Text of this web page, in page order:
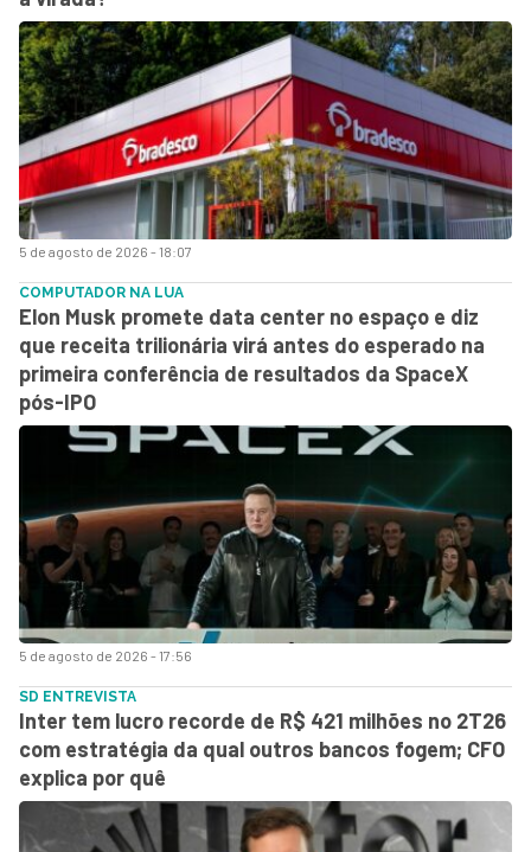
5 de agosto de 2026 - 18:07
5 de agosto de 2026 - 17:56
COMPUTADOR NA LUA
Elon Musk promete data center no espaço e diz
que receita trilionária virá antes do esperado na
primeira conferência de resultados da SpaceX
pós-IPO
SD ENTREVISTA
Inter tem lucro recorde de R$ 421 milhões no 2T26
com estratégia da qual outros bancos fogem; CFO
explica por quê